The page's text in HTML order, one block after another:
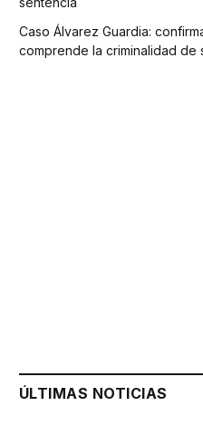
Caso Álvarez Guardia:
comprende la criminalidad de
ÚLTIMAS NOTICIAS